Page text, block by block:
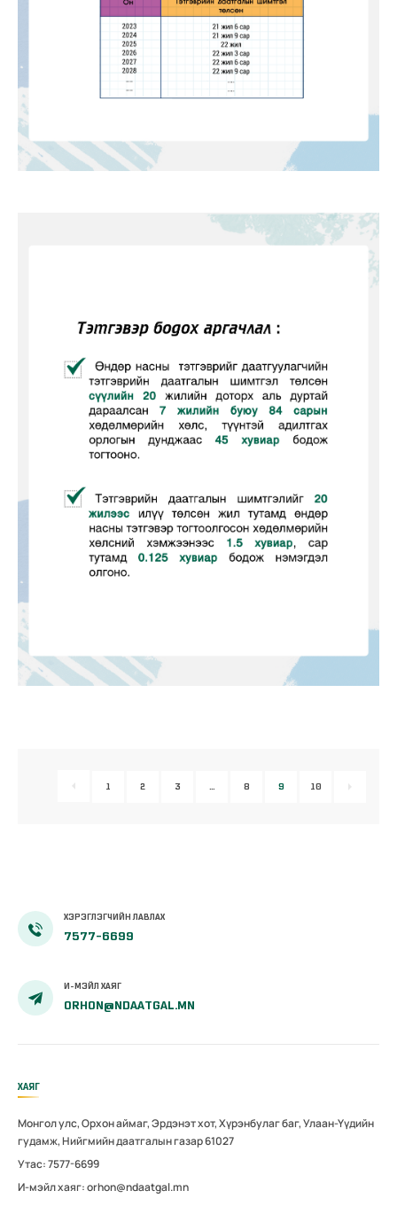
1 2 3 … 8 9 10
ХЭРЭГЛЭГЧИЙН ЛАВЛАХ
7577-6699
И-МЭЙЛ ХАЯГ
ORHON@NDAATGAL.MN
ХАЯГ
Монгол улс, Орхон аймаг, Эрдэнэт хот, Хүрэнбулаг баг, Улаан-Үүдийн
гудамж, Нийгмийн даатгалын газар 61027
Утас: 7577-6699
И-мэйл хаяг: orhon@ndaatgal.mn